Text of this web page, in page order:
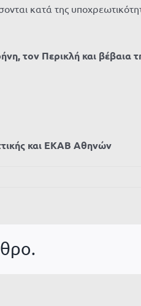
κατά της
τον Περικλή και βέβαια
και ΕΚΑΒ Αθηνών